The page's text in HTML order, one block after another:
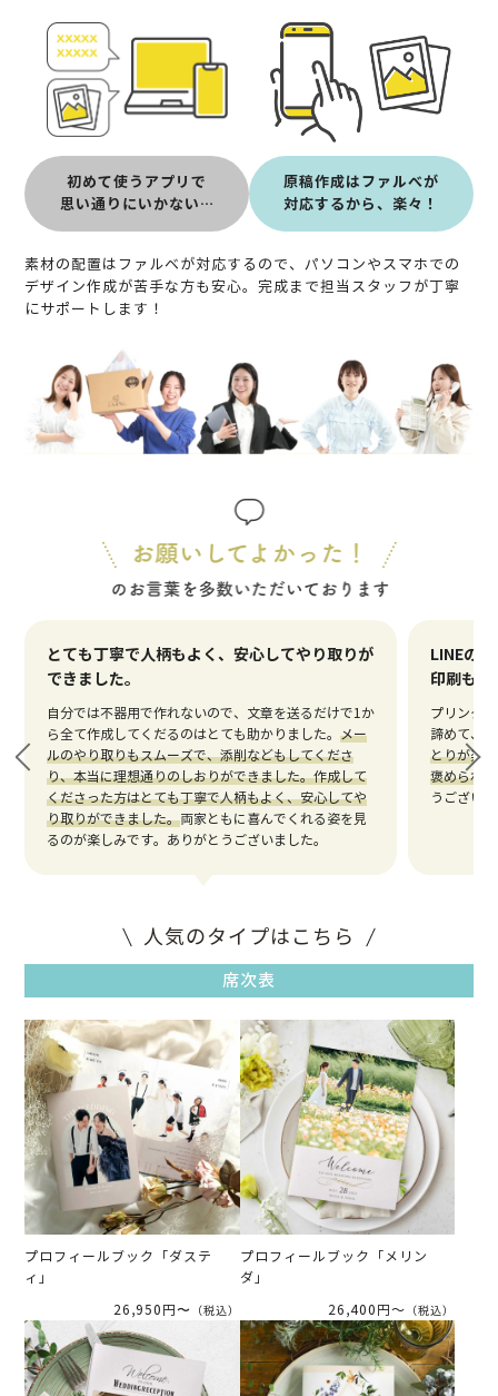
初めて使うアプリで
思い通りにいかない…
原稿作成はファルべが
対応するから、楽々！
素材の配置はファルベが対応するので、パソコンやスマホでの
デザイン作成が苦手な方も安心。完成まで担当スタッフが丁寧
にサポートします！
とても丁寧で人柄もよく、安心してやり取りが
できました。
自分では不器用で作れないので、文章を送るだけで1か
ら全て作成してくだるのはとても助かりました。メー
ルのやり取りもスムーズで、添削などもしてくださ
り、本当に理想通りのしおりができました。作成して
くださった方はとても丁寧で人柄もよく、安心してや
り取りができました。両家ともに喜んでくれる姿を見
るのが楽しみです。ありがとうございました。
LINEの
印刷もき
プリンタ
諦めて、
とりが楽
褒められ
うござい
人気のタイプはこちら
席次表
プロフィールブック「ダステ
ィ」
26,950円〜 （税込）
プロフィールブック「メリン
ダ」
26,400円～
（税込）